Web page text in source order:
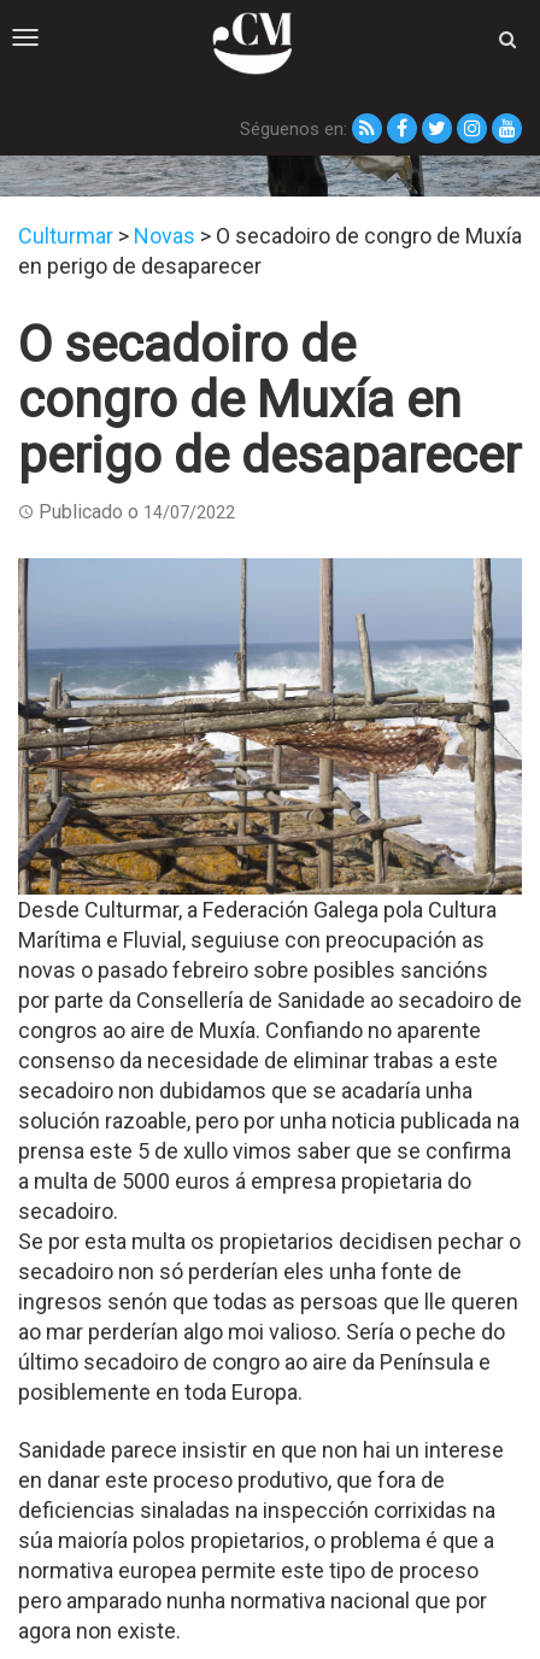
Toggle
Séguenos en:
Novas
Culturmar > Novas > O secadoiro de congro de Muxía
en perigo de desaparecer
O secadoiro de
congro de Muxía en
perigo de desaparecer
Publicado o 14/07/2022
Desde Culturmar, a Federación Galega pola Cultura
Marítima e Fluvial, seguiuse con preocupación as
novas o pasado febreiro sobre posibles sancións
por parte da Consellería de Sanidade ao secadoiro de
congros ao aire de Muxía. Confiando no aparente
consenso da necesidade de eliminar trabas a este
secadoiro non dubidamos que se acadaría unha
solución razoable, pero por unha noticia publicada na
prensa este 5 de xullo vimos saber que se confirma
a multa de 5000 euros á empresa propietaria do
secadoiro.
Se por esta multa os propietarios decidisen pechar o
secadoiro non só perderían eles unha fonte de
ingresos senón que todas as persoas que lle queren
ao mar perderían algo moi valioso. Sería o peche do
último secadoiro de congro ao aire da Península e
posiblemente en toda Europa.
Sanidade parece insistir en que non hai un interese
en danar este proceso produtivo, que fora de
deficiencias sinaladas na inspección corrixidas na
súa maioría polos propietarios, o problema é que a
normativa europea permite este tipo de proceso
pero amparado nunha normativa nacional que por
agora non existe.